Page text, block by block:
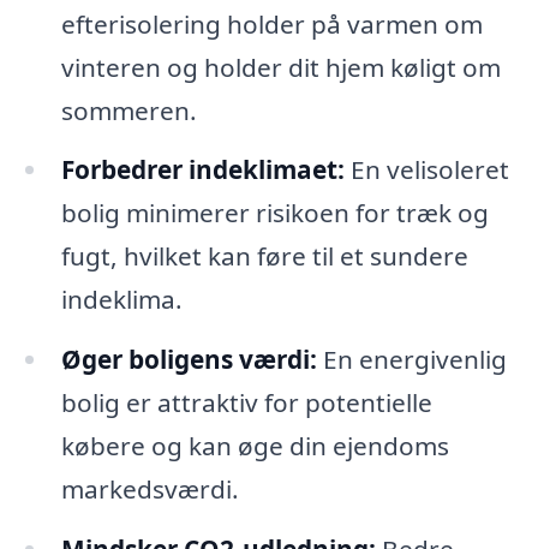
efterisolering holder på varmen om
vinteren og holder dit hjem køligt om
sommeren.
Forbedrer indeklimaet: En velisoleret
bolig minimerer risikoen for træk og
fugt, hvilket kan føre til et sundere
indeklima.
Øger boligens værdi: En energivenlig
bolig er attraktiv for potentielle
købere og kan øge din ejendoms
markedsværdi.